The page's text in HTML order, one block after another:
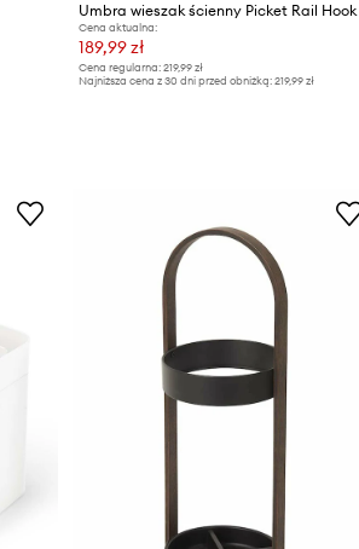
Umbra wieszak ścienny Picket Rail Hook
Cena aktualna:
189,99 zł
Cena regularna: 219,99 zł
Najniższa cena z 30 dni przed obniżką: 219,99 zł